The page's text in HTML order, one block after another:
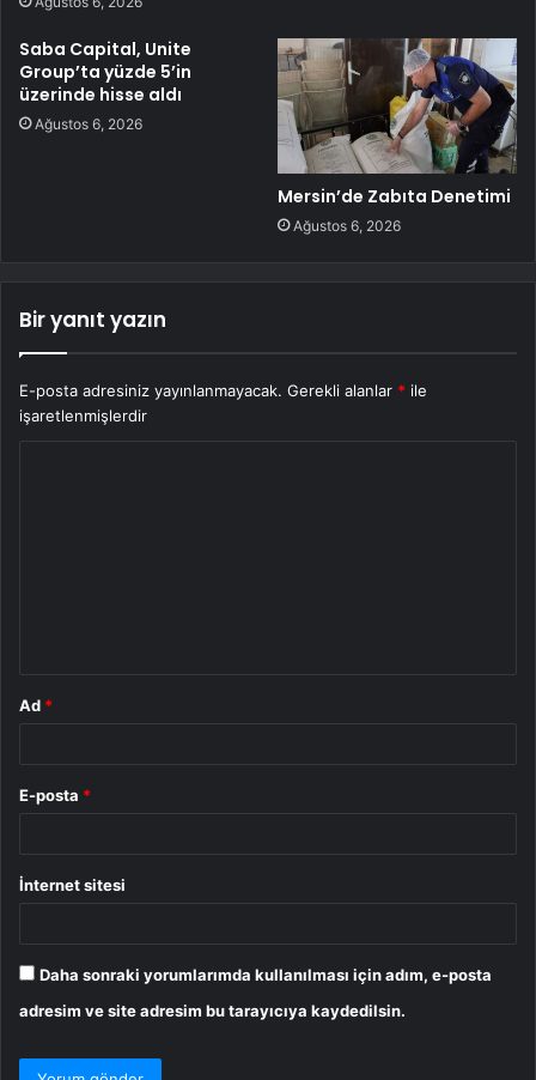
Saba Capital, Unite
Group’ta yüzde 5’in
üzerinde hisse aldı
Ağustos 6, 2026
Mersin’de Zabıta Denetimi
Ağustos 6, 2026
Bir yanıt yazın
E-posta adresiniz yayınlanmayacak. Gerekli alanlar * ile
işaretlenmişlerdir
Ad *
E-posta *
İnternet sitesi
Daha sonraki yorumlarımda kullanılması için adım, e-posta
adresim ve site adresim bu tarayıcıya kaydedilsin.